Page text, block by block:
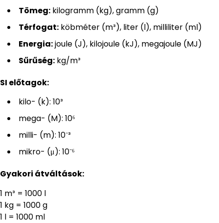
Tömeg: kilogramm (kg), gramm (g)
Térfogat: köbméter (m³), liter (l), milliliter (ml)
Energia:joule (J), kilojoule (kJ), megajoule (MJ)
Sűrűség: kg/m³
SI előtagok:
kilo- (k): 10³
mega- (M): 10⁶
milli- (m): 10⁻³
mikro- (μ): 10⁻⁶
Gyakori átváltások:
1 m³ = 1000 l
1 kg = 1000 g
1 l = 1000 ml